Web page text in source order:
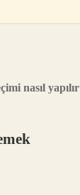
nasıl yapılır